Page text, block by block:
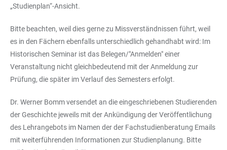
„Studienplan“-Ansicht.
Bitte beachten, weil dies gerne zu Missverständnissen führt, weil
es in den Fächern ebenfalls unterschiedlich gehandhabt wird: Im
Historischen Seminar ist das Belegen/"Anmelden" einer
Veranstaltung nicht gleichbedeutend mit der Anmeldung zur
Prüfung, die später im Verlauf des Semesters erfolgt.
Dr. Werner Bomm versendet an die eingeschriebenen Studierenden
der Geschichte jeweils mit der Ankündigung der Veröffentlichung
des Lehrangebots im Namen der der Fachstudienberatung Emails
mit weiterführenden Informationen zur Studienplanung. Bitte